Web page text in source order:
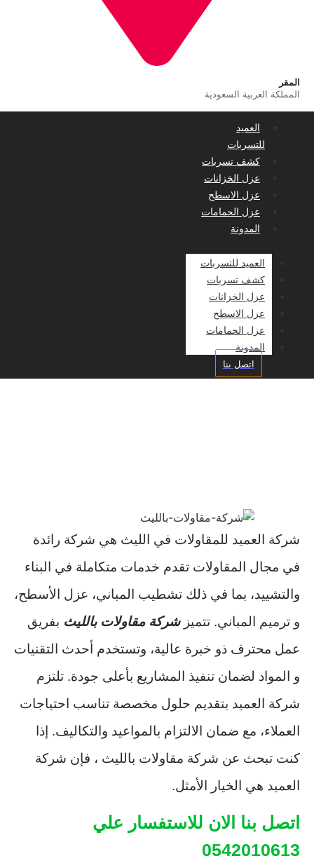
المقر
المملكة العربية السعودية
العميد
للتسربات
كشف تسربات
عزل الخزانات
عزل الاسطح
عزل الحمامات
المدونة
العميد للتسربات
كشف تسربات
عزل الخزانات
عزل الاسطح
عزل الحمامات
المدونة
اتصل بنا
شركة العميد للمقاولات في الليث هي شركة رائدة
في مجال المقاولات تقدم خدمات متكاملة في البناء
والتشييد، بما في ذلك تشطيب المباني، عزل الأسطح،
و ترميم المباني. تتميزشركة مقاولات بالليث بفريق
عمل محترف ذو خبرة عالية، وتستخدم أحدث التقنيات
و المواد لضمان تنفيذ المشاريع بأعلى جودة. تلتزم
شركة العميد بتقديم حلول مخصصة تناسب احتياجات
العملاء، مع ضمان الالتزام بالمواعيد والتكاليف. إذا
كنت تبحث عن شركة مقاولات بالليث ، فإن شركة
العميد هي الخيار الأمثل.
اتصل بنا الان للاستفسار علي
0542010613